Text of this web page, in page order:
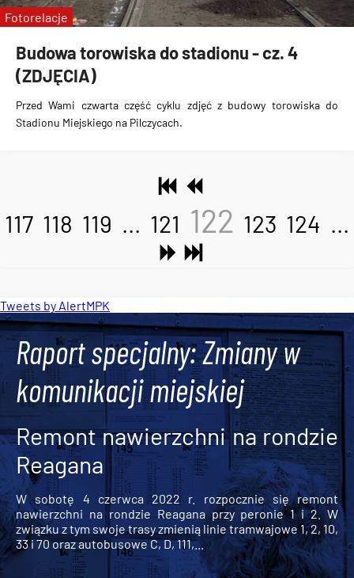
Budowa torowiska do stadionu - cz. 4
(ZDJĘCIA)
Przed Wami czwarta część cyklu zdjęć z budowy torowiska do
Stadionu Miejskiego na Pilczycach.
Fotorelacje
117 118 119 ... 121 122 123 124 ...
Tweets by AlertMPK
Raport specjalny: Zmiany w
komunikacji miejskiej
Remont nawierzchni na rondzie
Reagana
W sobotę 4 czerwca 2022 r. rozpocznie się remont
nawierzchni na rondzie Reagana przy peronie 1 i 2. W
związku z tym swoje trasy zmienią linie tramwajowe 1, 2, 10,
33 i 70 oraz autobusowe C, D, 111,...